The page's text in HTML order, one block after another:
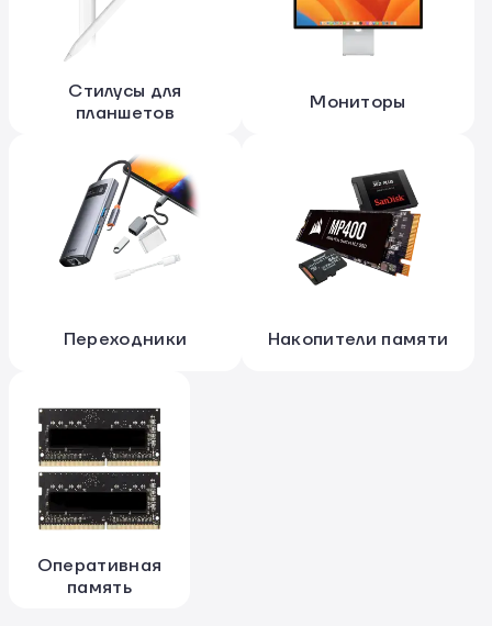
Стилусы для
планшетов
Мониторы
Переходники Накопители памяти
Оперативная
память